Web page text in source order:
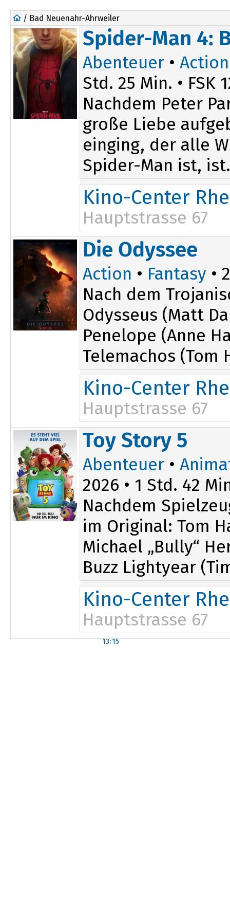
/ Bad Neuenahr-Ahrweiler
Spider-Man 4:
Abenteuer • Action
Std. 25 Min. • FSK
Nachdem Peter
große Liebe
einging, der alle
Spider-Man ist,
Kino-Center
Hauptstrasse 67
13:00
16:00
19:30
Die Odyssee
Action • Fantasy •
Nach dem
Odysseus (Matt
Penelope (Anne
Telemachos (Tom
Kino-Center
Hauptstrasse 67
15:45
19:15
Toy Story 5
Abenteuer •
2026 • 1 Std. 42
Nachdem
im Original: Tom
Michael „Bully“
Buzz Lightyear
Kino-Center
Hauptstrasse 67
13:15